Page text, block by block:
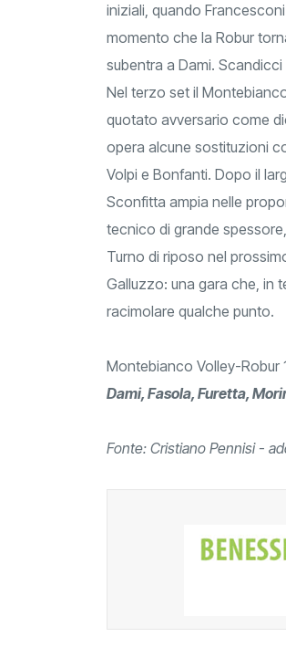
iniziali, quando
momento che la Robur
subentra a Dami.
Nel terzo set il
quotato avversario come
opera alcune sostituzioni
Volpi e Bonfanti. Dopo il
Sconfitta ampia nelle
tecnico di grande
Turno di riposo nel
Galluzzo: una gara che, in
racimolare qualche punto.
Montebianco Volley-Robur
Dami, Fasola, Furetta,
Fonte: Cristiano Pennisi -